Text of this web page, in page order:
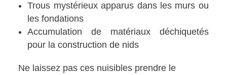
Trous mystérieux apparus dans les murs ou
les fondations
Accumulation de matériaux déchiquetés
pour la construction de nids
Ne laissez pas ces nuisibles prendre le